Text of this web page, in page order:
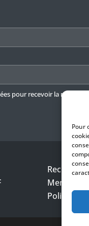
Pour
pour recevoir la
Mentions
Politique